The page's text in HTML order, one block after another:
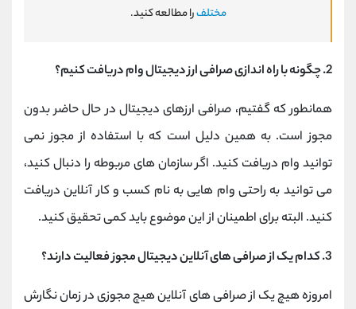
مختلفرا مطالعه کنید.
2. چگونه با راه اندازی صرافی ارز دیجیتال وام دریافت کنیم؟
همانطور که گفتیم، صرافی ارزهای دیجیتال در حال حاضر بدون
مجوز است. به همین دلیل است که با استفاده از مجوز نمی
توانید وام دریافت کنید. اگر سازمان های مربوطه را دنبال کنید،
می توانید به راحتی وام هایی به نام کسب و کار آنلاین دریافت
کنید. البته برای اطمینان از این موضوع باید کمی تحقیق کنید.
3. کدام یک از صرافی های آنلاین دیجیتال مجوز فعالیت دارند؟
امروزه هیچ یک از صرافی های آنلاین هیچ مجوزی در زمان نگارش